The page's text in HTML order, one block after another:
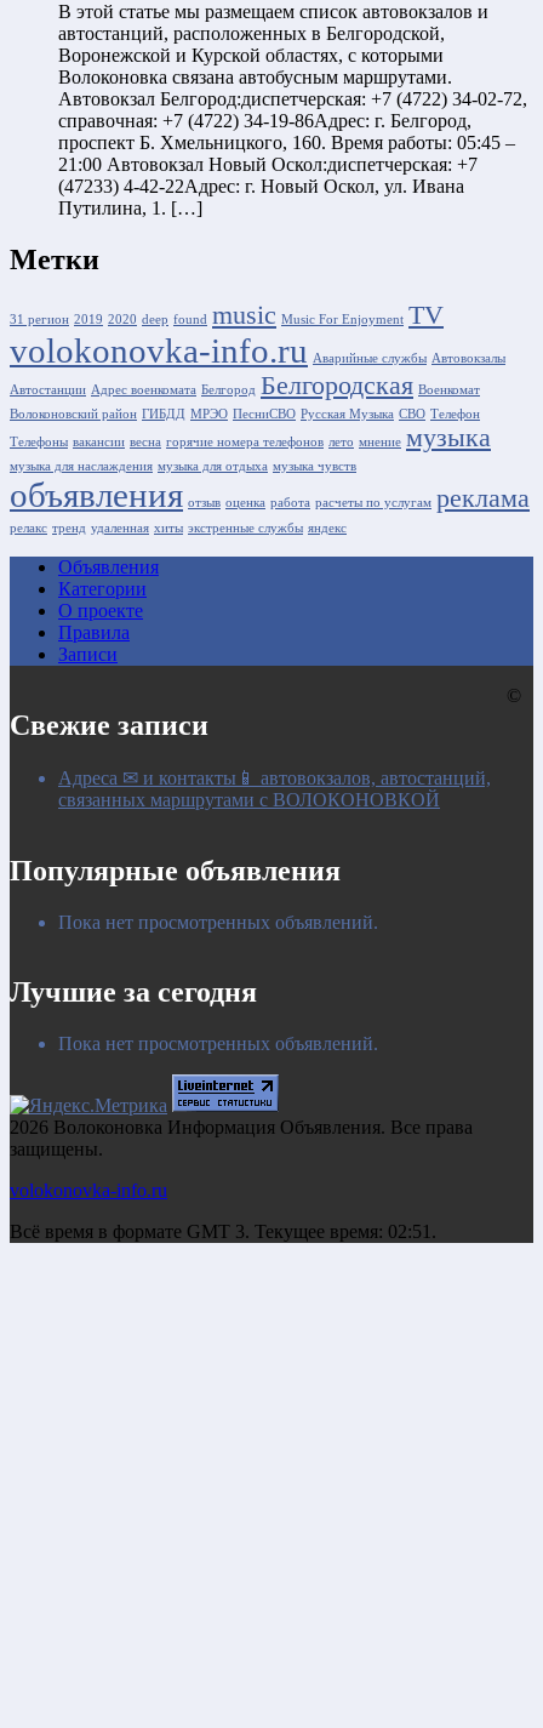
В этой статье мы размещаем список автовокзалов и
автостанций, расположенных в Белгородской,
Воронежской и Курской областях, с которыми
Волоконовка связана автобусным маршрутами.
Автовокзал Белгород:диспетчерская: +7 (4722) 34-02-72,
справочная: +7 (4722) 34-19-86Адрес: г. Белгород,
проспект Б. Хмельницкого, 160. Время работы: 05:45 –
21:00 Автовокзал Новый Оскол:диспетчерская: +7
(47233) 4-42-22Адрес: г. Новый Оскол, ул. Ивана
Путилина, 1. […]
Метки
31 регион 2019 2020 deep found music Music For Enjoyment TV
volokonovka-info.ru Аварийные службы Автовокзалы
Автостанции Адрес военкомата Белгород Белгородская Военкомат
Волоконовский район ГИБДД МРЭО ПесниСВО Русская Музыка СВО Телефон
Телефоны вакансии весна горячие номера телефонов лето мнение музыка
музыка для наслаждения музыка для отдыха музыка чувств
объявления отзыв оценка работа расчеты по услугам реклама
релакс тренд удаленная хиты экстренные службы яндекс
Объявления
Категории
О проекте
Правила
Записи
Свежие записи
Адреса ✉ и контакты📱 автовокзалов, автостанций,
связанных маршрутами с ВОЛОКОНОВКОЙ
Популярные объявления
Пока нет просмотренных объявлений.
Лучшие за сегодня
Пока нет просмотренных объявлений.
©
2026 Волоконовка Информация Объявления. Все права
защищены.
volokonovka-info.ru
Всё время в формате GMT 3. Текущее время: 02:51.